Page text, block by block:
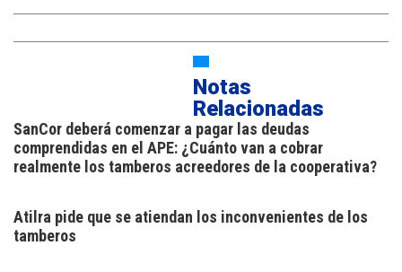
Notas
Relacionadas
SanCor deberá comenzar a pagar las deudas
comprendidas en el APE: ¿Cuánto van a cobrar
realmente los tamberos acreedores de la cooperativa?
Atilra pide que se atiendan los inconvenientes de los
tamberos